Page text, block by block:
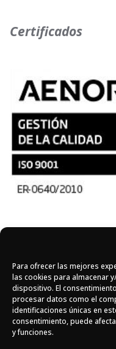
Para ofrecer las mejores
las cookies para almacenar
dispositivo. El
procesar datos como el
identificaciones únicas en
consentimiento, puede
y funciones.
Certificados
Instagram
Facebook
X